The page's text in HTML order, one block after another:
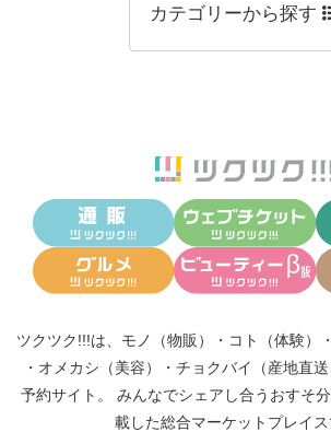
カテゴリーから探す
ツクツク!!!は、 モノ（物販） ・ コト（体験） ・
・ オメカシ（美容） ・ チョクバイ（産地直送
予約サイト。
みんなでシェアし合う おすそ
載した総合マーケットプレイス